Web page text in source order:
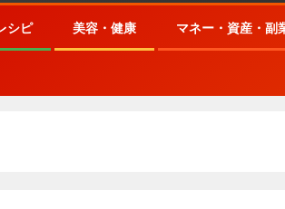
シピ 美容・健康 マネー・資産・副